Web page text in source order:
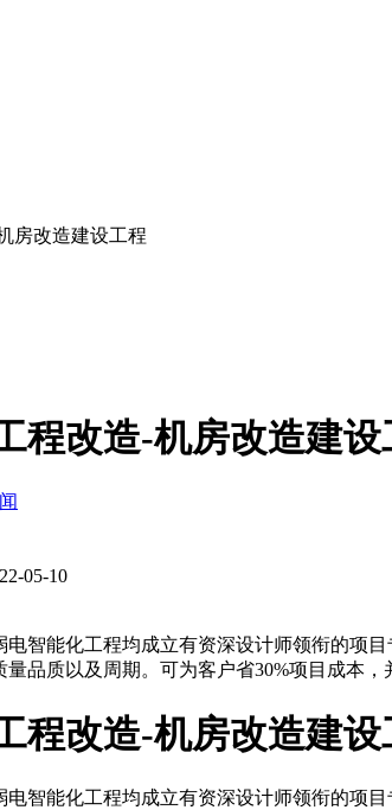
房改造建设工程
程改造-机房改造建设
05-10
电智能化工程均成立有资深设计师领衔的项
品质以及周期。可为客户省30%项目成本，
程改造-机房改造建设
电智能化工程均成立有资深设计师领衔的项